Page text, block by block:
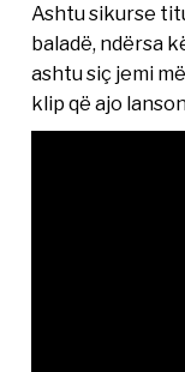
Ashtu sikurse
baladë, ndërsa
ashtu siç jemi
klip që ajo